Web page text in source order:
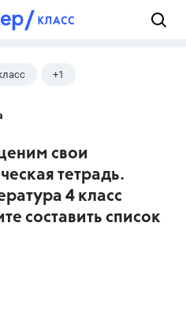
+1
свои
тетрадь.
4 класс
составить список